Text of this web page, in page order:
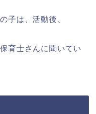
子は、活動後、
育士さんに聞いてい